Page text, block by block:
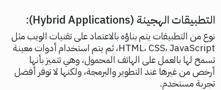
التطبيقات الهجينة (Hybrid Applications):
نوع من التطبيقات يتم بناؤه بالاعتماد على تقنيات الويب مثل
HTML، CSS، JavaScript، ثم يتم استخدام أدوات معينة
تسمح لها بالعمل على الهاتف المحمول، وهي تتميز بأنها
أرخص من غيرها عند التطوير والبرمجة، ولكنها لا توفر أفضل
تجربة مستخدم.